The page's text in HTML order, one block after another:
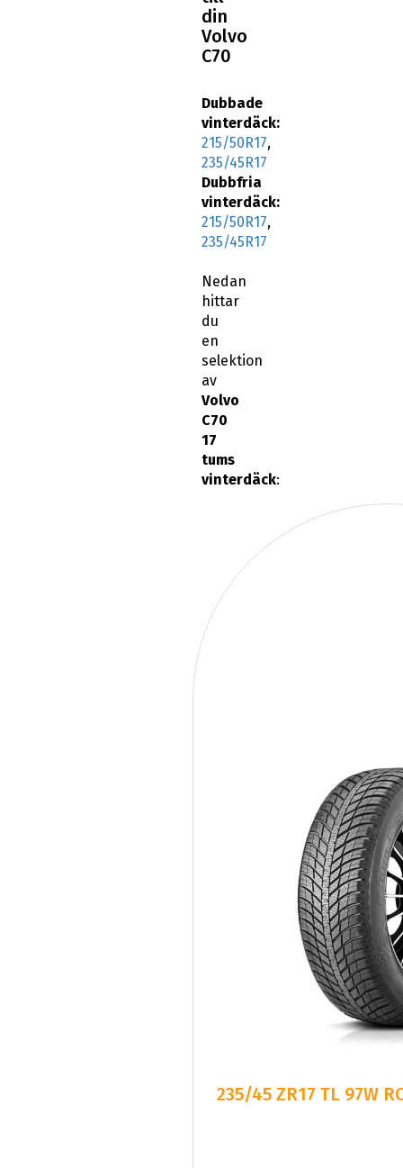
din
Volvo
C70
Dubbade
vinterdäck:
215/50R17,
235/45R17
Dubbfria
vinterdäck:
215/50R17,
235/45R17
Nedan
hittar
du
en
selektion
av
Volvo
C70
17
tums
vinterdäck:
235/45 ZR17 TL 97W